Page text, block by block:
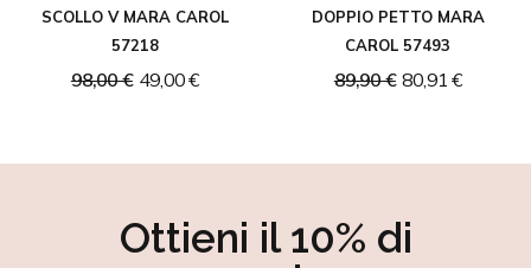
SCOLLO V MARA CAROL
57218
98,00 € 49,00 €
DOPPIO PETTO MARA
CAROL 57493
89,90 € 80,91 €
Ottieni il 10% di